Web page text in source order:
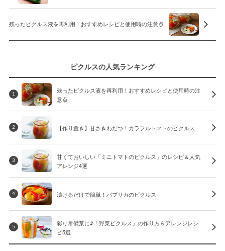
残ったピクルス液を再利用！おすすめレシピと使用時の注意点
ピクルスの人気ランキング
1
残ったピクルス液を再利用！おすすめレシピと使用時の注
意点
2 【作り置き】甘さきわだつ！カラフルトマトのピクルス
3
甘くておいしい「ミニトマトのピクルス」のレシピ＆人気
アレンジ4選
4 漬けるだけで簡単！パプリカのピクルス
5
彩り常備菜に♪「野菜ピクルス」の作り方＆アレンジレシ
ピ5選